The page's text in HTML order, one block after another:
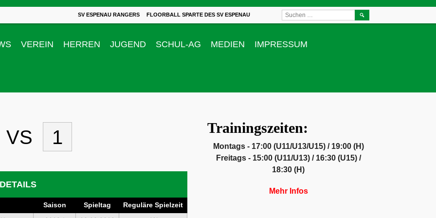
SV ESPENAU RANGERS FLOORBALL SPARTE DES SV ESPENAU
VEREIN HERREN JUGEND SCHUL-AG MEDIEN IMPRESSUM
SUCHEN
VS 1
DETAILS
Saison Spieltag
Reguläre Spielzeit
Trainingszeiten:
Montags - 17:00 (U11/U13/U15) / 19:00 (H)
Freitags - 15:00 (U11/U13) / 16:30 (U15) /
18:30 (H)
Mehr Infos